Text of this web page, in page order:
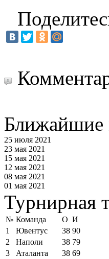
Ближайшие
25 июля 2021
23 мая 2021
15 мая 2021
12 мая 2021
08 мая 2021
01 мая 2021
Турнирная
№ Команда О И
1
Ювентус 38 90
2
Наполи 38 79
3
Аталанта 38 69